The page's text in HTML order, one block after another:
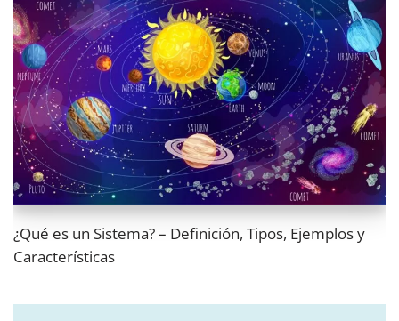
¿Qué es un Sistema? – Definición, Tipos, Ejemplos y
Características